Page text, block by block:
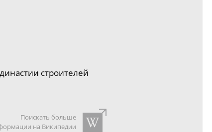
строителей
Поискать больше
на Википедии